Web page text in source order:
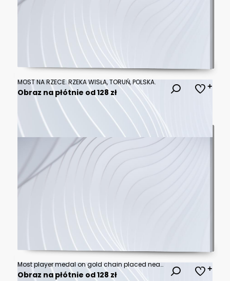
MOST NA RZECE. RZEKA WISŁA, TORUŃ, POLSKA.
Obraz na płótnie od 128 zł
Most player medal on gold chain placed near laptop symbolizing national employee appreciation and recognition for outstanding performance
Obraz na płótnie od 128 zł